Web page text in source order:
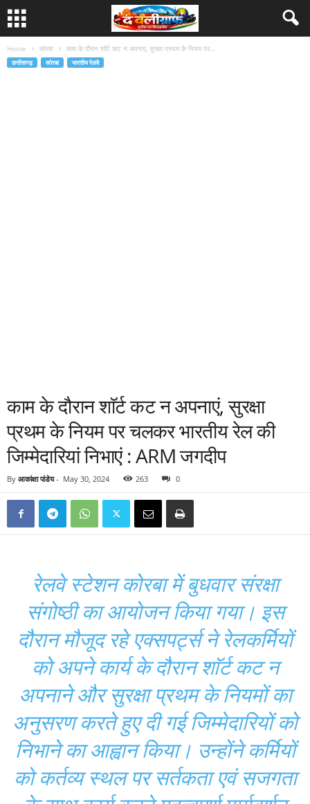
Home कोरबा काम के दौरान शाॅर्ट कट न अपनाएं, सुरक्षा प्रथम के नियम पर...
छत्तीसगढ़ कोरबा भारतीय रेलवे
काम के दौरान शाॅर्ट कट न अपनाएं, सुरक्षा
प्रथम के नियम पर चलकर भारतीय रेल की
जिम्मेदारियां निभाएं : ARM जगदीप
By आकांक्षा पांडेय- May 30, 2024 263 0
रेलवे स्टेशन कोरबा में बुधवार संरक्षा
संगोष्ठी का आयोजन किया गया। इस
दौरान मौजूद रहे एक्सपर्ट्स ने रेलकर्मियों
को अपने कार्य के दौरान शाॅर्ट कट न
अपनाने और सुरक्षा प्रथम के नियमों का
अनुसरण करते हुए दी गई जिम्मेदारियों को
निभाने का आह्वान किया। उन्होंने कर्मियों
को कर्तव्य स्थल पर सर्तकता एवं सजगता